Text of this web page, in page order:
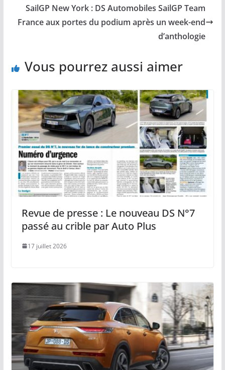
SailGP New York : DS Automobiles SailGP Team
France aux portes du podium après un week-end
d’anthologie
Vous pourrez aussi aimer
Revue de presse : Le nouveau DS N°7
passé au crible par Auto Plus
17 juillet 2026